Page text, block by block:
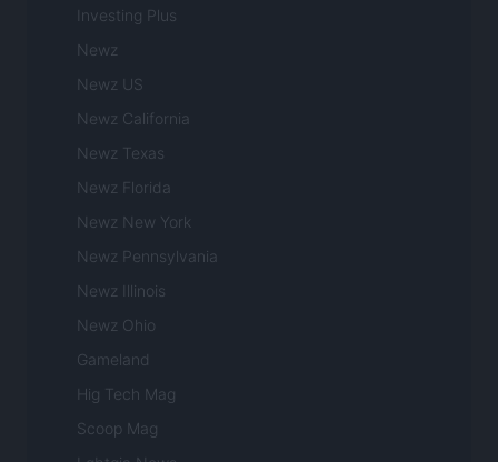
Investing Plus
Newz
Newz US
Newz California
Newz Texas
Newz Florida
Newz New York
Newz Pennsylvania
Newz Illinois
Newz Ohio
Gameland
Hig Tech Mag
Scoop Mag